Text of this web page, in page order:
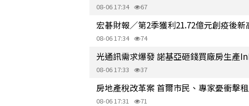
08-06 17:34 67
宏碁財報／第2季獲利21.72億元創疫後新
08-06 17:34 74
光通訊需求爆發 諾基亞砸錢買廠房生產
08-06 17:33 37
房地產稅改革案 首爾市民、專家憂衝擊
08-06 17:31 71